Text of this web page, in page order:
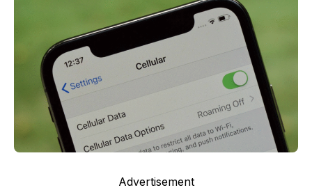
Advertisement